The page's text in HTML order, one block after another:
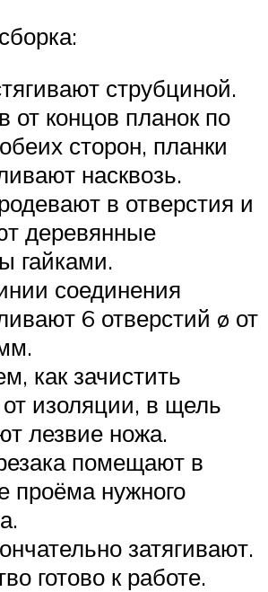
струбциной.
от концов планок по
сторон, планки
насквозь.
в отверстия и
деревянные
гайками.
соединения
6 отверстий ø от
как зачистить
изоляции, в щель
лезвие ножа.
помещают в
проёма нужного
затягивают.
готово к работе.